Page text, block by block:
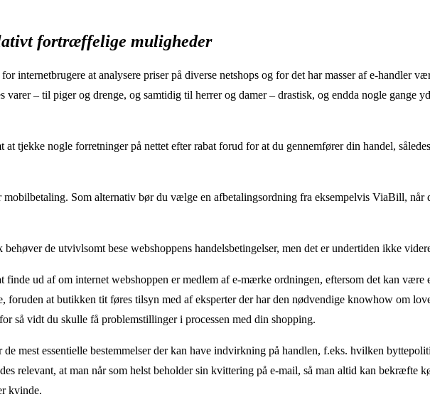
fortræffelige muligheder
internetbrugere at analysere priser på diverse netshops og for det har masser af e-handler
varer – til piger og drenge, og samtidig til herrer og damer – drastisk, og endda nogle gange
tjekke nogle forretninger på nettet efter rabat forud for at du gennemfører din handel,
Som alternativ bør du vælge en afbetalingsordning fra eksempelvis ViaBill, når
de utvivlsomt bese webshoppens handelsbetingelser, men det er undertiden ikke
finde ud af om internet webshoppen er medlem af e-mærke ordningen, eftersom det kan være
foruden at butikken tit føres tilsyn med af eksperter der har den nødvendige knowhow om
så vidt du skulle få problemstillinger i processen med din shopping.
mest essentielle bestemmelser der kan have indvirkning på handlen, f.eks. hvilken
relevant, at man når som helst beholder sin kvittering på e-mail, så man altid kan bekræfte
kvinde.